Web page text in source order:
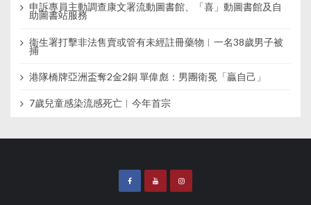
申訴專員主動調查康文署流動圖書館、「喜」動圖書館及自
助圖書站服務
衞生署打擊非法售賣或管有未經註冊藥物︱一名38歲男子被
捕
港隊橋牌亞洲盃奪2金2銅 單偉彪：男團衛冕「贏自己」
7歲兒童感染流感死亡︱今年首宗